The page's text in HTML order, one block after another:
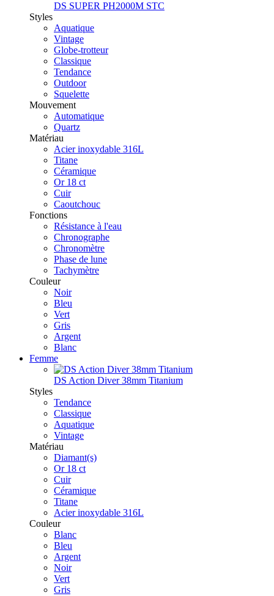
DS SUPER PH2000M STC
Styles
Aquatique
Vintage
Globe-trotteur
Classique
Tendance
Outdoor
Squelette
Mouvement
Automatique
Quartz
Matériau
Acier inoxydable 316L
Titane
Céramique
Or 18 ct
Cuir
Caoutchouc
Fonctions
Résistance à l'eau
Chronographe
Chronomètre
Phase de lune
Tachymètre
Couleur
Noir
Bleu
Vert
Gris
Argent
Blanc
Femme
DS Action Diver 38mm Titanium
Styles
Tendance
Classique
Aquatique
Vintage
Matériau
Diamant(s)
Or 18 ct
Cuir
Céramique
Titane
Acier inoxydable 316L
Couleur
Blanc
Bleu
Argent
Noir
Vert
Gris